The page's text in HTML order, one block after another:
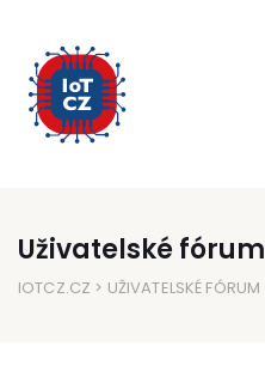
Uživatelské fórum
IOTCZ.CZ > UŽIVATELSKÉ FÓRUM